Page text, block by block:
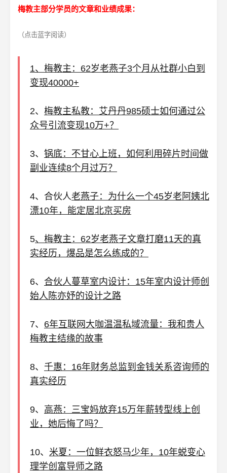
梅教主部分学员的文章和业绩成果：
（点击蓝字阅读）
1、梅教主：62岁老燕子3个月从社群小白到
变现40000+
2、 梅教主私教：艾丹丹985硕士如何通过公
众号引流变现10万+？
3、 锅底：不甘心上班，如何利用碎片时间做
副业连续8个月过万？
4、合伙人老燕子：为什么一个45岁老阿姨北
漂10年，能定居北京买房
5、梅教主：62岁老燕子文章打磨11天的真
实经历，爆品是怎么练成的？
6、 合伙人蔓草室内设计：15年室内设计师创
始人陈亦妤的设计之路
7、 6年互联网大咖温温私域流量：我和贵人
梅教主结缘的故事
8、 千惠：16年财务总监到金钱关系咨询师的
真实经历
9、 高燕：三宝妈放弃15万年薪转型线上创
业，她后悔了吗？
10、 米夏：一位鲜衣怒马少年，10年蜕变心
理学创富导师之路